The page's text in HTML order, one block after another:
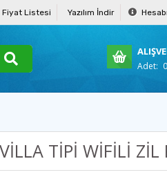
Fiyat Listesi Yazılım İndir
Adet: 0
TİPİ WİFİLİ ZİL